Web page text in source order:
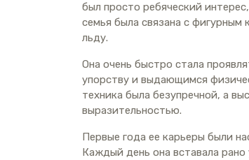
был просто ребяческий
семья была связана с фигурным
льду.
Она очень быстро стала
упорству и выдающимся
техника была безупречной, а
выразительностью.
Первые года ее карьеры были
Каждый день она вставала